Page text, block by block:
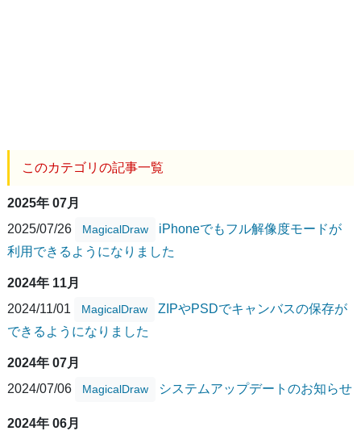
このカテゴリの記事一覧
2025年 07月
2025/07/26
MagicalDraw
iPhoneでもフル解像度モードが
利用できるようになりました
2024年 11月
2024/11/01
MagicalDraw
ZIPやPSDでキャンバスの保存が
できるようになりました
2024年 07月
2024/07/06
MagicalDraw システムアップデートのお知らせ
2024年 06月